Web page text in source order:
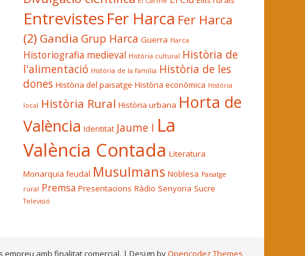
Entrevistes Fer Harca Fer Harca
(2) Gandia Grup Harca Guerra Harca
Historiografia medieval Història cultural Història de
l'alimentació Història de la família Història de les
dones Història del paisatge Història econòmica Història
local Història Rural Història urbana Horta de
València Identitat Jaume I La
València Contada Literatura
Monarquia feudal Musulmans Noblesa Paisatge
rural Premsa Presentacions Ràdio Senyoria Sucre
Televisió
empreu amb finalitat comercial. | Design byOpencodez Themes